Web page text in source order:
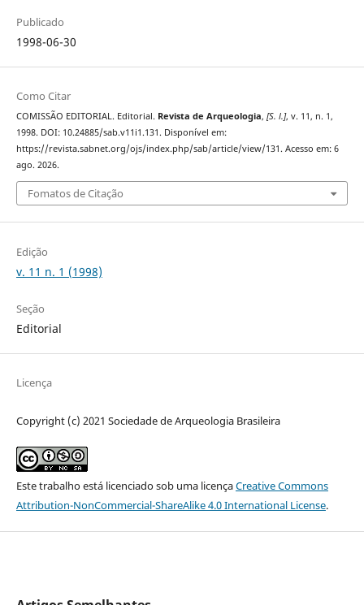
Publicado
1998-06-30
Como Citar
COMISSÃO EDITORIAL. Editorial. Revista de Arqueologia, [S. l.], v. 11, n. 1,
1998. DOI: 10.24885/sab.v11i1.131. Disponível em:
https://revista.sabnet.org/ojs/index.php/sab/article/view/131. Acesso em: 6
ago. 2026.
Fomatos de Citação
Edição
v. 11 n. 1 (1998)
Seção
Editorial
Licença
Copyright (c) 2021 Sociedade de Arqueologia Brasileira
Este trabalho está licenciado sob uma licençaCreative Commons
Attribution-NonCommercial-ShareAlike 4.0 International License.